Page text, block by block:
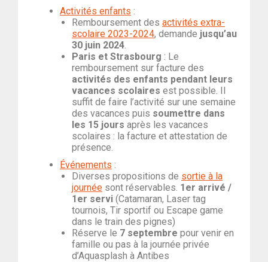
Activités enfants :
Remboursement des activités extra-
scolaire 2023-2024, demande jusqu’au
30 juin 2024.
Paris et Strasbourg : Le
remboursement sur facture des
activités des enfants pendant leurs
vacances scolaires est possible. Il
suffit de faire l’activité sur une semaine
des vacances puis soumettre dans
les 15 jours après les vacances
scolaires : la facture et attestation de
présence.
Événements :
Diverses propositions de sortie à la
journée sont réservables. 1er arrivé /
1er servi (Catamaran, Laser tag
tournois, Tir sportif ou Escape game
dans le train des pignes)
Réserve le 7 septembre pour venir en
famille ou pas à la journée privée
d’Aquasplash à Antibes